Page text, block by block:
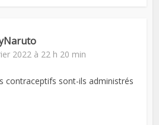
2022 à 22 h 20 min
contraceptifs sont-ils administrés